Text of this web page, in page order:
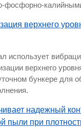
фосфорно-
верхнего
использует
верхнего
бункере для
надежный
пыли при